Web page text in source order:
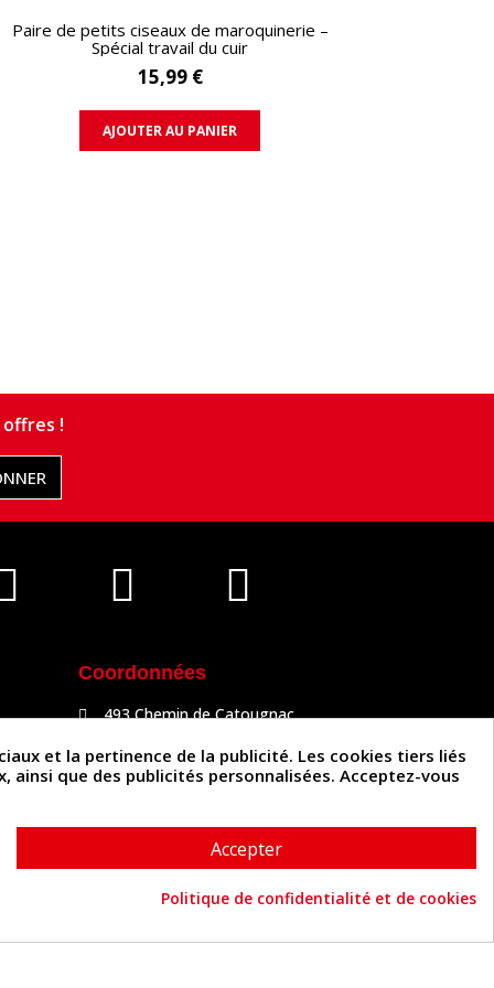
APERÇU RAPIDE
Paire de petits ciseaux de maroquinerie –
Spécial travail du cuir
15,99 €
AJOUTER AU PANIER
!
Coordonnées
493 Chemin de Catougnac
05 63 34 51 88
contact@cuirenstock.com
et la pertinence de la publicité. Les cookies tiers liés
que des publicités personnalisées. Acceptez-vous
Accepter
Politique de confidentialité et de cookies